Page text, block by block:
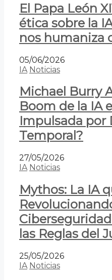
El Papa León
ética sobre la
nos humaniza
05/06/2026
IA Noticias
Michael Burry
Boom de la IA
Impulsada por
Temporal?
27/05/2026
IA Noticias
Mythos: La IA
las Reglas del
25/05/2026
IA Noticias